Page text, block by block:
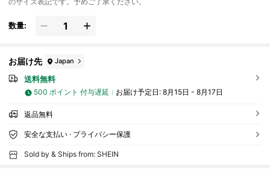
数量:
お届け先 Japan
送料無料
500 ポイント 付与遅延 お届け予定日: 8月15日 - 8月17日
返品無料
安全な支払い · プライバシー保護
Sold by & Ships from: SHEIN